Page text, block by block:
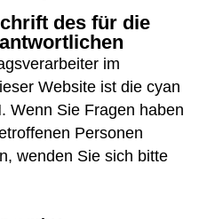
des für die
im
Website ist die cyan
Wenn Sie Fragen haben
Personen
wenden Sie sich bitte